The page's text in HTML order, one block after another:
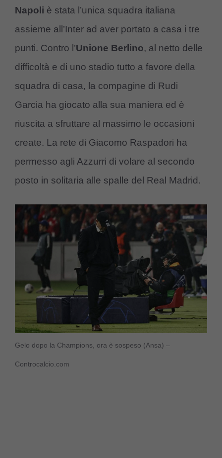
Napoli è stata l’unica squadra italiana
assieme all’Inter ad aver portato a casa i tre
punti. Contro l’Unione Berlino, al netto delle
difficoltà e di uno stadio tutto a favore della
squadra di casa, la compagine di Rudi
Garcia ha giocato alla sua maniera ed è
riuscita a sfruttare al massimo le occasioni
create. La rete di Giacomo Raspadori ha
permesso agli Azzurri di volare al secondo
posto in solitaria alle spalle del Real Madrid.
Gelo dopo la Champions, ora è sospeso (Ansa) –
Controcalcio.com